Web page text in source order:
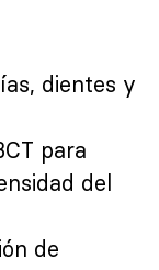
dientes y
para
del
de